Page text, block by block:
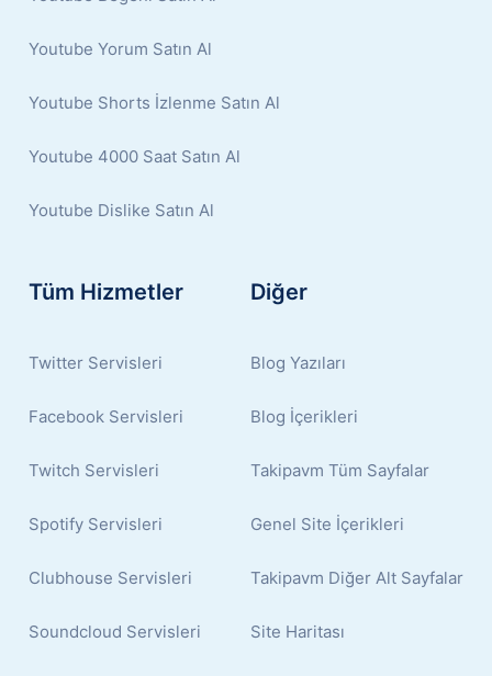
Youtube Yorum Satın Al
Youtube Shorts İzlenme Satın Al
Youtube 4000 Saat Satın Al
Youtube Dislike Satın Al
Tüm Hizmetler
Twitter Servisleri
Facebook Servisleri
Twitch Servisleri
Spotify Servisleri
Clubhouse Servisleri
Soundcloud Servisleri
Diğer
Blog Yazıları
Blog İçerikleri
Takipavm Tüm Sayfalar
Genel Site İçerikleri
Takipavm Diğer Alt Sayfalar
Site Haritası